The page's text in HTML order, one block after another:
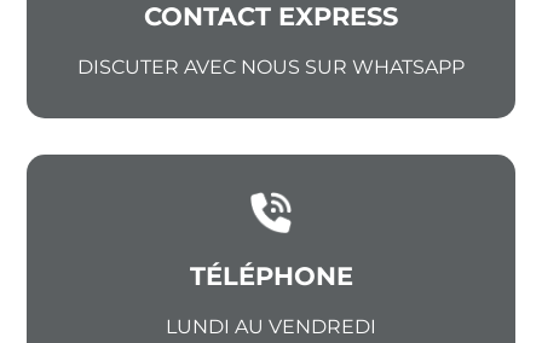
CONTACT EXPRESS
DISCUTER AVEC NOUS SUR WHATSAPP
TÉLÉPHONE
LUNDI AU VENDREDI